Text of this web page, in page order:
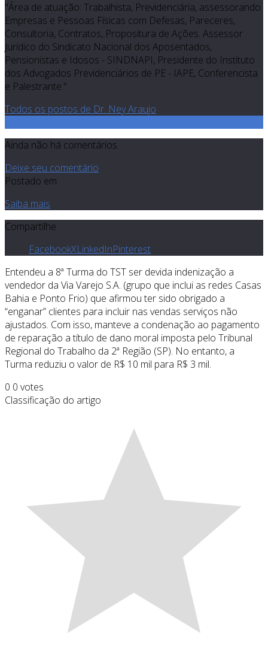
"Área de atuação: Trabalhista, Previdenciária, assessorando
Empresas e Pessoas Físicas com Defesas, Pareceres,
Consultoria, Contratos, Propositura de Ações. Assessor
Jurídico do Sindicato Nacional dos Aposentados,
Pensionistas e Idosos - SINDNAPI, Presidente do Instituto
dos Advogados Previdenciários de PE - IAPE, Conferencista
e Palestrante."
Todos os postos de Dr. Ney Araujo
Ainda não há comentários.
Deixe seu comentário
Postado em
Saiba mais
Compartilhe
FacebookXLinkedInPinterest
Entendeu a 8ª Turma do TST ser devida indenização a
vendedor da Via Varejo S.A. (grupo que inclui as redes Casas
Bahia e Ponto Frio) que afirmou ter sido obrigado a
“enganar” clientes para incluir nas vendas serviços não
ajustados. Com isso, manteve a condenação ao pagamento
de reparação a título de dano moral imposta pelo Tribunal
Regional do Trabalho da 2ª Região (SP). No entanto, a
Turma reduziu o valor de R$ 10 mil para R$ 3 mil.
0 0 votes
Classificação do artigo